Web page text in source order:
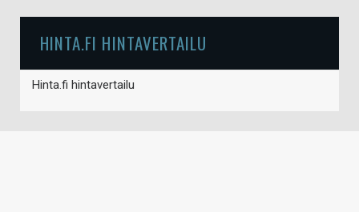
HINTA.FI HINTAVERTAILU
Hinta.fi hintavertailu